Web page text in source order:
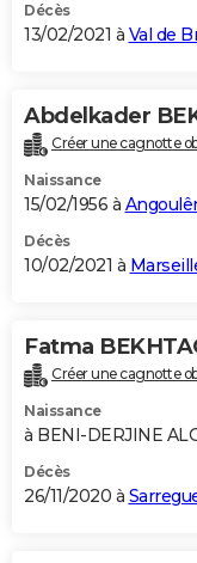
Décès
13/02/2021 à Val de
Abdelkader
Créer une cagnotte
Naissance
15/02/1956 à
Décès
10/02/2021 à
Fatma
Créer une cagnotte
Naissance
à BENI-DERJINE
Décès
26/11/2020 à